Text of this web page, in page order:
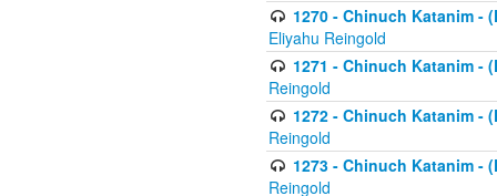
1270 - Chinuch Katanim -
Eliyahu Reingold
1271 - Chinuch Katanim -
Reingold
1272 - Chinuch Katanim -
Reingold
1273 - Chinuch Katanim -
Reingold